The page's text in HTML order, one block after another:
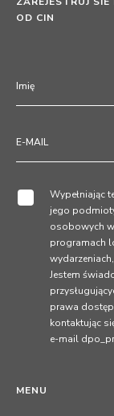
MENU
OD CIN
Wypełniając
jego
osobowych
programach
Jestem
prawa
kontaktując
e-mail